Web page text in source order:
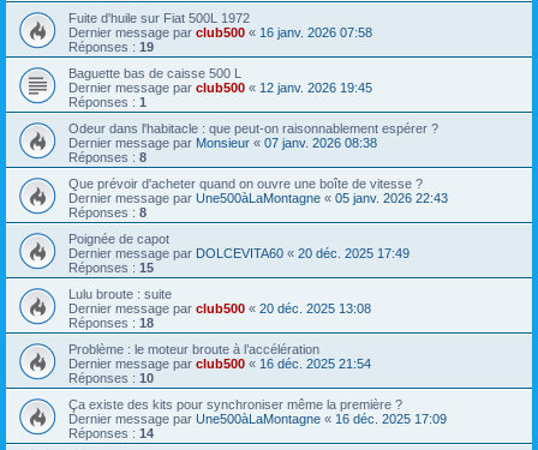
Fuite d'huile sur Fiat 500L 1972
Dernier message par club500 « 16 janv. 2026 07:58
Réponses : 19
Baguette bas de caisse 500 L
Dernier message par club500 « 12 janv. 2026 19:45
Réponses : 1
Odeur dans l'habitacle : que peut-on raisonnablement espérer ?
Dernier message par Monsieur « 07 janv. 2026 08:38
Réponses : 8
Que prévoir d'acheter quand on ouvre une boîte de vitesse ?
Dernier message par Une500àLaMontagne « 05 janv. 2026 22:43
Réponses : 8
Poignée de capot
Dernier message par DOLCEVITA60 « 20 déc. 2025 17:49
Réponses : 15
Lulu broute : suite
Dernier message par club500 « 20 déc. 2025 13:08
Réponses : 18
Problème : le moteur broute à l’accélération
Dernier message par club500 « 16 déc. 2025 21:54
Réponses : 10
Ça existe des kits pour synchroniser même la première ?
Dernier message par Une500àLaMontagne « 16 déc. 2025 17:09
Réponses : 14